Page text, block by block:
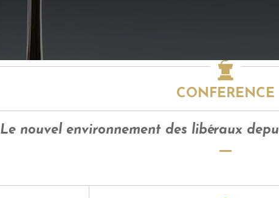
CONFERENCE
Le nouvel environnement des libéraux